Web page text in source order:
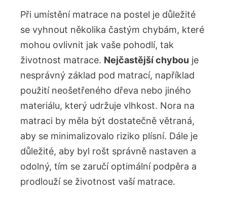
Při umístění matrace na postel je důležité
se vyhnout několika častým chybám, které
mohou ovlivnit jak vaše pohodlí, tak
životnost matrace. Nejčastější chybou je
nesprávný základ pod matrací, například
použití neošetřeného dřeva nebo jiného
materiálu, který udržuje vlhkost. Nora na
matraci by měla být dostatečně větraná,
aby se minimalizovalo riziko plísní. Dále je
důležité, aby byl rošt správně nastaven a
odolný, tím se zaručí optimální podpěra a
prodlouží se životnost vaší matrace.